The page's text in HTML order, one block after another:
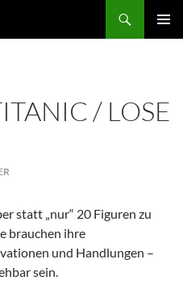
/ LOSE
statt „nur“ 20 Figuren zu
brauchen ihre
und Handlungen –
sein.